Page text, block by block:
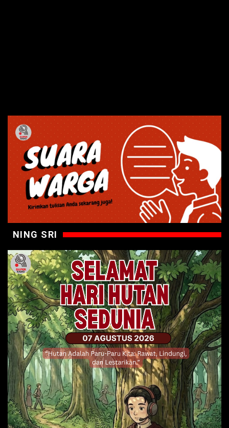
NING SRI